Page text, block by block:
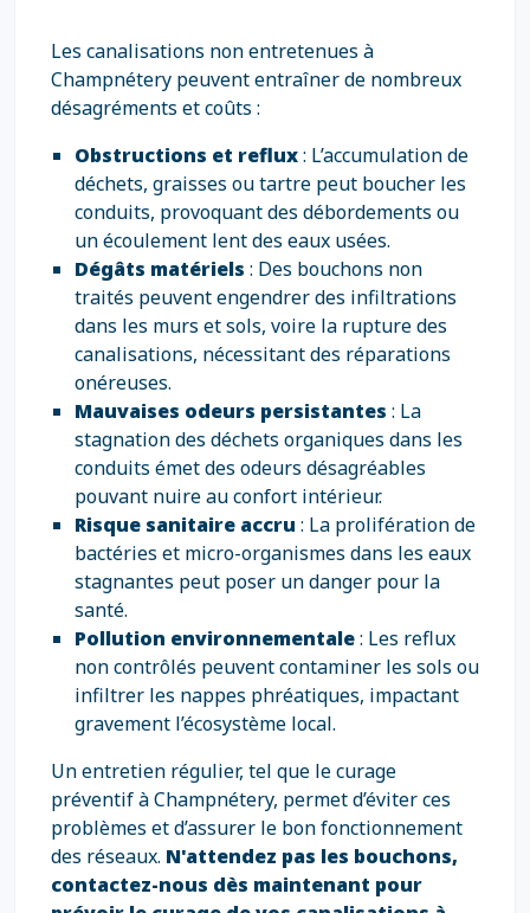
Les canalisations non entretenues à
Champnétery peuvent entraîner de nombreux
désagréments et coûts :
Obstructions et reflux: L’accumulation de
déchets, graisses ou tartre peut boucher les
conduits, provoquant des débordements ou
un écoulement lent des eaux usées.
Dégâts matériels : Des bouchons non
traités peuvent engendrer des infiltrations
dans les murs et sols, voire la rupture des
canalisations, nécessitant des réparations
onéreuses.
Mauvaises odeurs persistantes : La
stagnation des déchets organiques dans les
conduits émet des odeurs désagréables
pouvant nuire au confort intérieur.
Risque sanitaire accru : La prolifération de
bactéries et micro-organismes dans les eaux
stagnantes peut poser un danger pour la
santé.
Pollution environnementale: Les reflux
non contrôlés peuvent contaminer les sols ou
infiltrer les nappes phréatiques, impactant
gravement l’écosystème local.
Un entretien régulier, tel que le curage
préventif à Champnétery, permet d’éviter ces
problèmes et d’assurer le bon fonctionnement
des réseaux. N'attendez pas les bouchons,
contactez-nous dès maintenant pour